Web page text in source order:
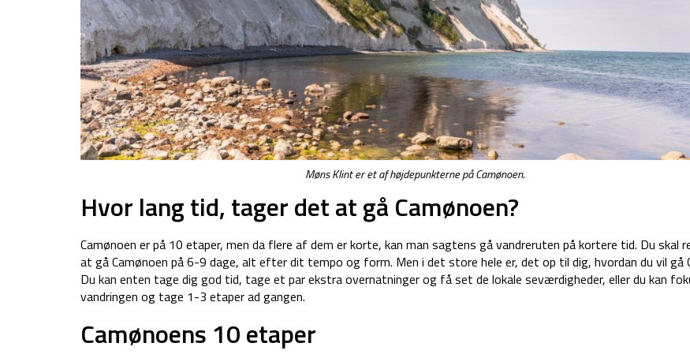
Møns Klint er et af højdepunkterne på Camønoen.
Hvor lang tid, tager det at gå Camønoen?
Camønoen er på 10 etaper, men da flere af dem er korte, kan man sagtens gå vandreruten på kortere tid. Du skal
at gå Camønoen på 6-9 dage, alt efter dit tempo og form. Men i det store hele er, det op til dig, hvordan du vil gå
Du kan enten tage dig god tid, tage et par ekstra overnatninger og få set de lokale seværdigheder, eller du kan
vandringen og tage 1-3 etaper ad gangen.
Camønoens 10 etaper